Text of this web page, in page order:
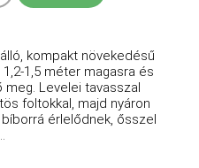
kompakt növekedésű
1,5 méter magasra és
Levelei tavasszal
foltokkal, majd nyáron
érlelődnek, ősszel